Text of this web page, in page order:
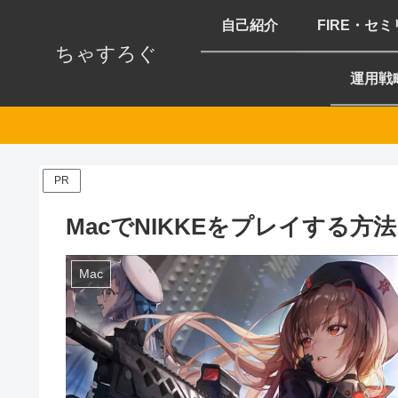
ちゃすろぐ
自己紹介 FIRE・セミ
運用戦
PR
MacでNIKKEをプレイする方
Mac